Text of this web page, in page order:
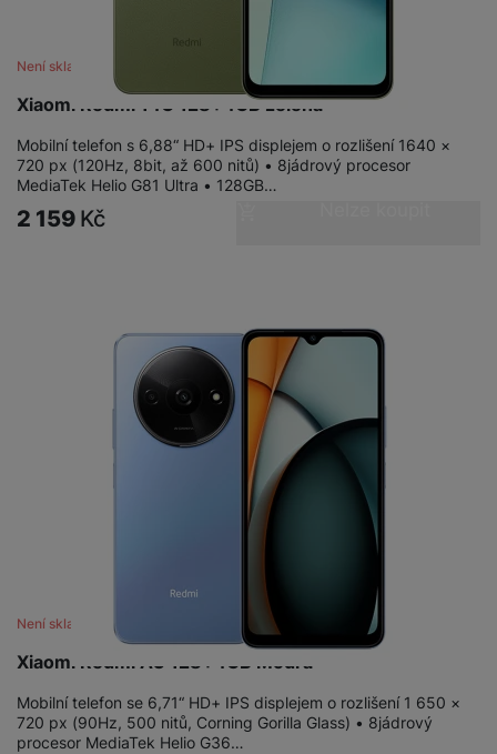
Xiaomi Redmi 14C 128+4GB zelená
Není skladem
Mobilní telefon s 6,88“ HD+ IPS displejem o rozlišení 1640 ×
720 px (120Hz, 8bit, až 600 nitů) • 8jádrový procesor
MediaTek Helio G81 Ultra • 128GB…
2 159 Kč
Xiaomi Redmi A3 128+4GB Modrá
Není skladem
Mobilní telefon se 6,71“ HD+ IPS displejem o rozlišení 1 650 ×
720 px (90Hz, 500 nitů, Corning Gorilla Glass) • 8jádrový
procesor MediaTek Helio G36…